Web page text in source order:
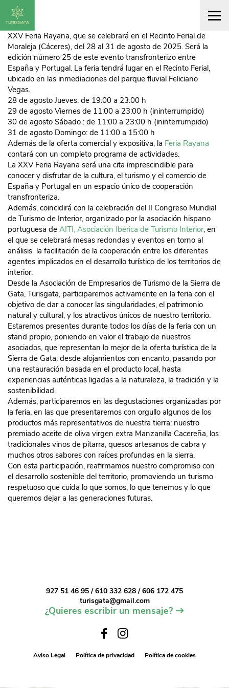
XXV Feria Rayana, que se celebrará en el Recinto Ferial de
Moraleja (Cáceres), del 28 al 31 de agosto de 2025. Será la
edición número 25 de este evento transfronterizo entre
España y Portugal. La feria tendrá lugar en el Recinto Ferial,
ubicado en las inmediaciones del parque fluvial Feliciano
Vegas.
28 de agosto Jueves: de 19:00 a 23:00 h
29 de agosto Viernes de 11:00 a 23:00 h (ininterrumpido)
30 de agosto Sábado : de 11:00 a 23:00 h (ininterrumpido)
31 de agosto Domingo: de 11:00 a 15:00 h
Además de la oferta comercial y expositiva, la Feria Rayana
contará con un completo programa de actividades.
La XXV Feria Rayana será una cita imprescindible para
conocer y disfrutar de la cultura, el turismo y el comercio de
España y Portugal en un espacio único de cooperación
transfronteriza.
Además, coincidirá con la celebración del II Congreso Mundial
de Turismo de Interior, organizado por la asociación hispano
portuguesa de AITI, Asociación Ibérica de Turismo Interior, en
el que se celebrará mesas redondas y eventos en torno al
análisis la facilitación de la cooperación entre los diferentes
agentes implicados en el desarrollo turístico de los territorios de
interior.
Desde la Asociación de Empresarios de Turismo de la Sierra de
Gata, Turisgata, participaremos activamente en la feria con el
objetivo de dar a conocer las singularidades, el patrimonio
natural y cultural, y los atractivos únicos de nuestro territorio.
Estaremos presentes durante todos los días de la feria con un
stand propio, poniendo en valor el trabajo de nuestros
asociados, que representan lo mejor de la oferta turística de la
Sierra de Gata: desde alojamientos con encanto, pasando por
una restauración basada en el producto local, hasta
experiencias auténticas ligadas a la naturaleza, la tradición y la
sostenibilidad.
Además, participaremos en las degustaciones organizadas por
la feria, en las que presentaremos con orgullo algunos de los
productos más representativos de nuestra tierra: nuestro
premiado aceite de oliva virgen extra Manzanilla Cacereña, los
tradicionales vinos de pitarra, quesos artesanos de cabra y
muchos otros sabores con raíces profundas en la sierra.
Con esta participación, reafirmamos nuestro compromiso con
el desarrollo sostenible del territorio, promoviendo un turismo
respetuoso que cuida lo que somos, lo que tenemos y lo que
queremos dejar a las generaciones futuras.
927 51 46 95 / 610 332 628 / 606 172 475
turisgata@gmail.com
¿Quieres escribir un mensaje?
Aviso Legal Política de privacidad Política de cookies